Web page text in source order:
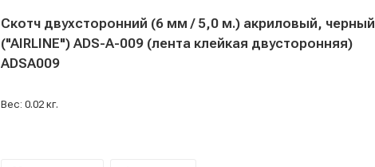
Скотч двухсторонний (6 мм / 5,0 м.) акриловый, черный
("AIRLINE") ADS-A-009 (лента клейкая двусторонняя)
ADSA009
Вес: 0.02 кг.